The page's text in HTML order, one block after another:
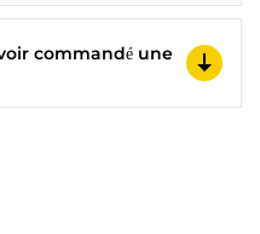
commandé une